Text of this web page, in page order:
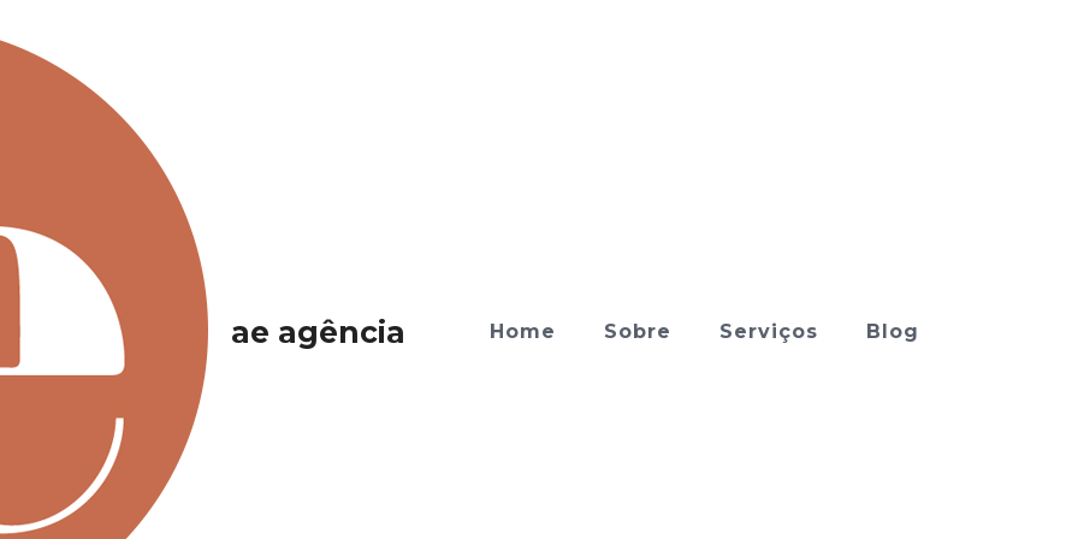
ae agência Home Sobre Serviços Blog